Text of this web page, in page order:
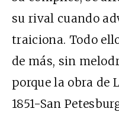
su rival cuando
traiciona. Todo
de más, sin
porque la obra de
1851-San